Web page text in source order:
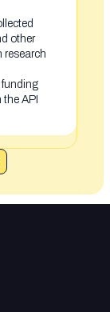
other
research
funding
API